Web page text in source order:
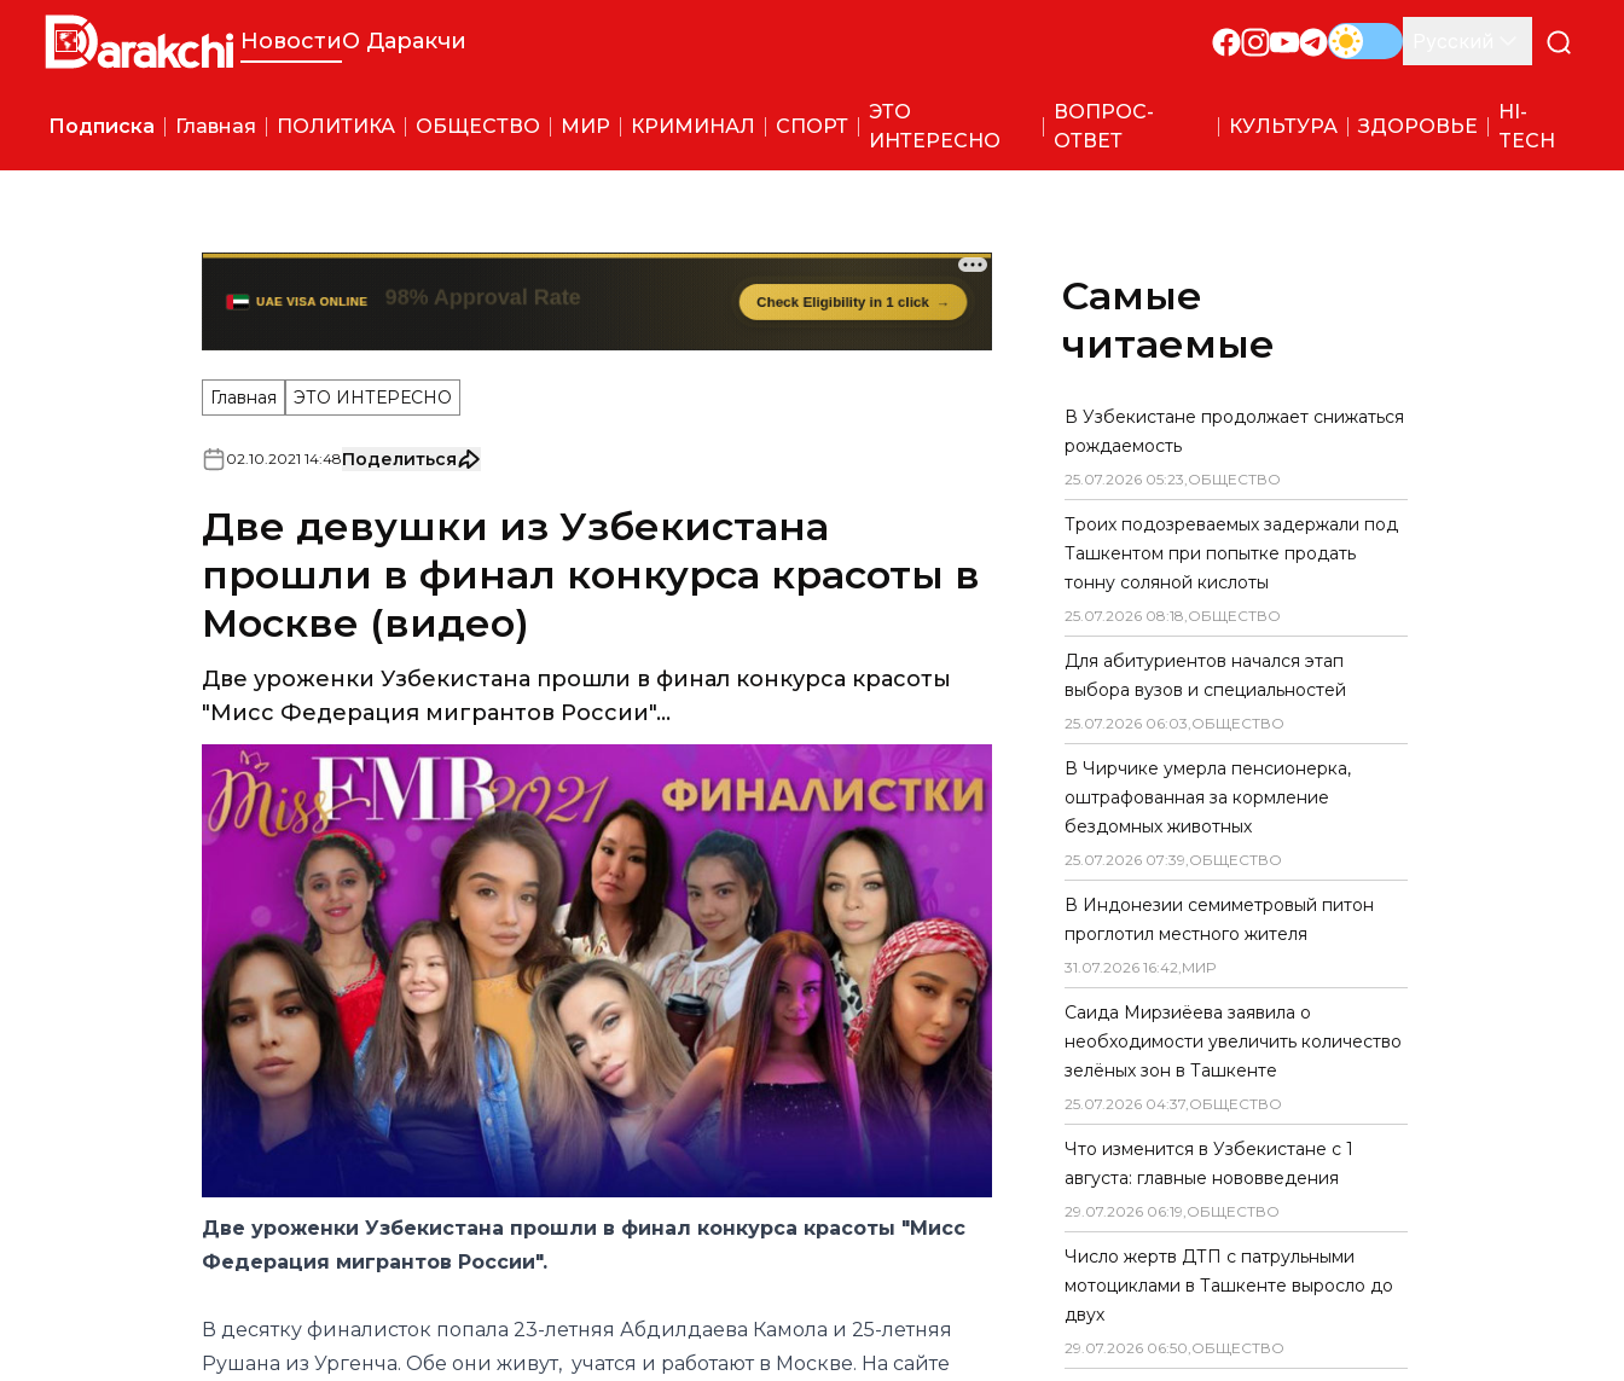
НовостиО Даракчи
Подписка Главная ПОЛИТИКА ОБЩЕСТВО МИР КРИМИНАЛ СПОРТ
ЭТО
ИНТЕРЕСНО
ВОПРОС-
ОТВЕТ
КУЛЬТУРА ЗДОРОВЬЕ
HI-
TECH
Главная ЭТО ИНТЕРЕСНО
Две девушки из Узбекистана
прошли в финал конкурса красоты в
Москве (видео)
Две уроженки Узбекистана прошли в финал конкурса красоты
"Мисс Федерация мигрантов России"...
Две уроженки Узбекистана прошли в финал конкурса красоты "Мисс
Федерация мигрантов России".
В десятку финалисток попала 23-летняя Абдилдаева Камола и 25-летняя
Рушана из Ургенча. Обе они живут, учатся и работают в Москве. На сайте
зрительских симпатий»: здесь можно отдать свой голос одной из 10
участниц.
Самые
читаемые
В Узбекистане продолжает снижаться
рождаемость
25.07.2026 05:23,ОБЩЕСТВО
Троих подозреваемых задержали под
Ташкентом при попытке продать
тонну соляной кислоты
25.07.2026 08:18,ОБЩЕСТВО
Для абитуриентов начался этап
выбора вузов и специальностей
25.07.2026 06:03,ОБЩЕСТВО
В Чирчике умерла пенсионерка,
оштрафованная за кормление
бездомных животных
25.07.2026 07:39,ОБЩЕСТВО
В Индонезии семиметровый питон
проглотил местного жителя
31.07.2026 16:42,МИР
Саида Мирзиёева заявила о
необходимости увеличить количество
зелёных зон в Ташкенте
25.07.2026 04:37,ОБЩЕСТВО
Что изменится в Узбекистане с 1
августа: главные нововведения
29.07.2026 06:19,ОБЩЕСТВО
Число жертв ДТП с патрульными
мотоциклами в Ташкенте выросло до
двух
29.07.2026 06:50,ОБЩЕСТВО